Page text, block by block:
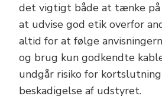
det vigtigt både at tænke på
at udvise god etik overfor
altid for at følge
og brug kun godkendte
undgår risiko for
beskadigelse af udstyret.